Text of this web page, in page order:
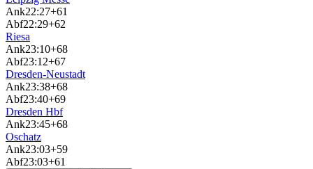
Ank22:27+61
Abf22:29+62
Riesa
Ank23:10+68
Abf23:12+67
Dresden-Neustadt
Ank23:38+68
Abf23:40+69
Dresden Hbf
Ank23:45+68
Oschatz
Ank23:03+59
Abf23:03+61